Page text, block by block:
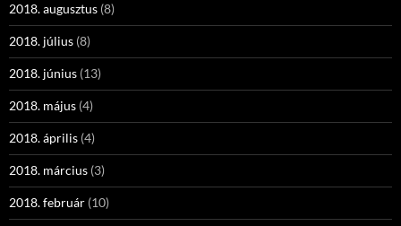
2018. augusztus (8)
2018. július (8)
2018. június (13)
2018. május (4)
2018. április (4)
2018. március (3)
2018. február (10)